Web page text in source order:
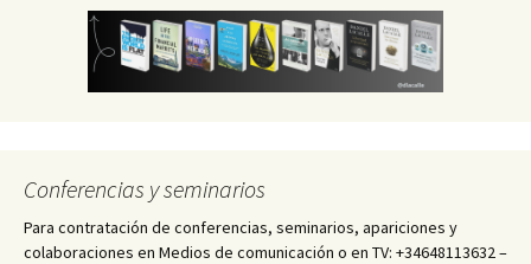
Conferencias y seminarios
Para contratación de conferencias, seminarios, apariciones y
colaboraciones en Medios de comunicación o en TV: +34648113632 –